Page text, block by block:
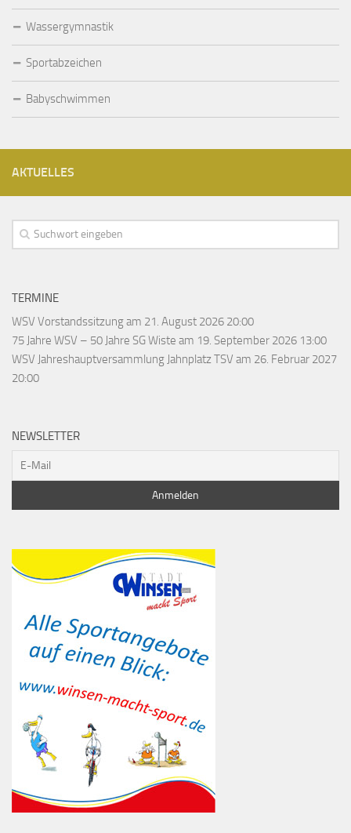
Wassergymnastik
Sportabzeichen
Babyschwimmen
AKTUELLES
TERMINE
WSV Vorstandssitzungam 21. August 2026 20:00
75 Jahre WSV – 50 Jahre SG Wiste am 19. September 2026 13:00
WSV Jahreshauptversammlung Jahnplatz TSV am 26. Februar 2027
20:00
NEWSLETTER